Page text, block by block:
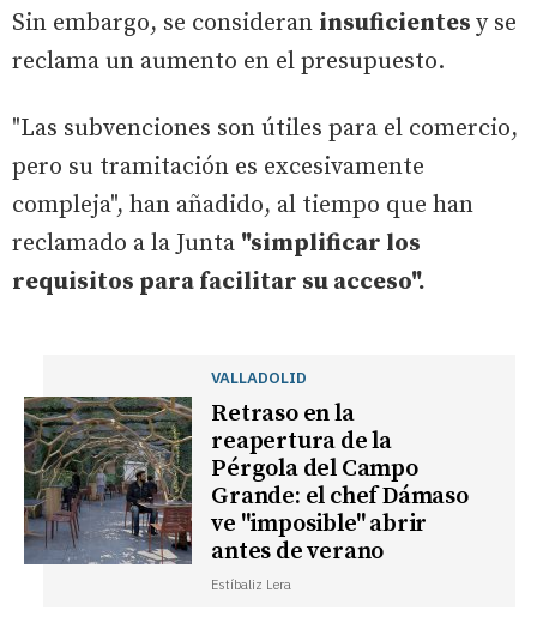
Sin embargo, se consideran insuficientes y se
reclama un aumento en el presupuesto.
"Las subvenciones son útiles para el comercio,
pero su tramitación es excesivamente
compleja", han añadido, al tiempo que han
reclamado a la Junta "simplificar los
requisitos para facilitar su acceso".
VALLADOLID
Retraso en la
reapertura de la
Pérgola del Campo
Grande: el chef Dámaso
ve "imposible" abrir
antes de verano
Estíbaliz Lera